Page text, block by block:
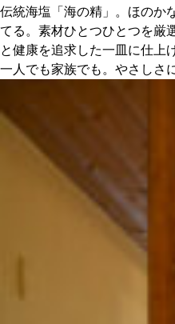
伝統海塩「海の精」。ほのか
てる。素材ひとつひとつを厳
と健康を追求した一皿に仕上
一人でも家族でも。やさしさ